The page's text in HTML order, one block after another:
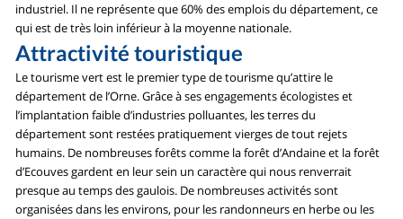
industriel. Il ne représente que 60% des emplois du département, ce
qui est de très loin inférieur à la moyenne nationale.
Attractivité touristique
Le tourisme vert est le premier type de tourisme qu’attire le
département de l’Orne. Grâce à ses engagements écologistes et
l’implantation faible d’industries polluantes, les terres du
département sont restées pratiquement vierges de tout rejets
humains. De nombreuses forêts comme la forêt d’Andaine et la forêt
d’Ecouves gardent en leur sein un caractère qui nous renverrait
presque au temps des gaulois. De nombreuses activités sont
organisées dans les environs, pour les randonneurs en herbe ou les